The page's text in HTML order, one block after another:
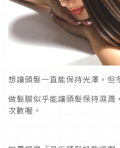
想讓頭髮一直能保持光澤，但
做髮膜似乎能讓頭髮保持濕潤
次數喔。